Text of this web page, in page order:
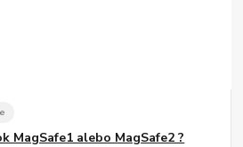
MagSafe1 alebo MagSafe2 ?